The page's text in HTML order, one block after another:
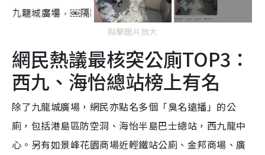
點擊圖片放大
網民熱議最核突公廁TOP3：
西九、海怡總站榜上有名
除了九龍城廣場，網民亦點名多個「臭名遠播」的公
廁，包括港島區防空洞、海怡半島巴士總站，西九龍中
心。另有如景峰花園商場近輕鐵站公廁、金邦商場、廣